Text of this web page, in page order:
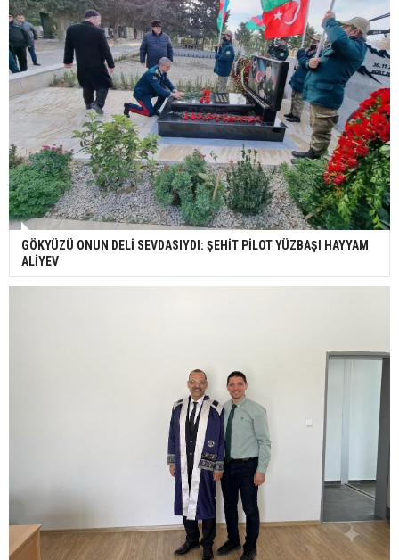
GÖKYÜZÜ ONUN DELİ SEVDASIYDI: ŞEHİT PİLOT YÜZBAŞI HAYYAM
ALİYEV